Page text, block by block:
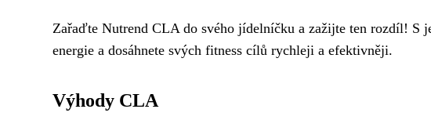
Zařaďte Nutrend CLA do svého jídelníčku a zažijte ten rozdíl! S
energie a dosáhnete svých fitness cílů rychleji a efektivněji.
Výhody CLA